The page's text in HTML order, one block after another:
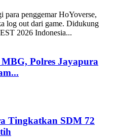
penggemar HoYoverse,
log out dari game. Didukung
2026 Indonesia...
Polres Jayapura
Tingkatkan SDM 72